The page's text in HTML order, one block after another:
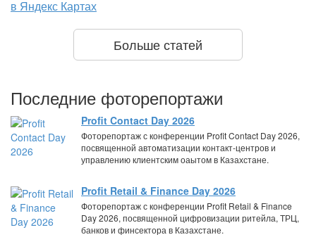
в Яндекс Картах
Больше статей
Последние фоторепортажи
Profit Contact Day 2026
Фоторепортаж с конференции Profit Contact Day 2026,
посвященной автоматизации контакт-центров и
управлению клиентским оаытом в Казахстане.
Profit Retail & Finance Day 2026
Фоторепортаж с конференции Profit Retail & Finance
Day 2026, посвященной цифровизации ритейла, ТРЦ,
банков и финсектора в Казахстане.